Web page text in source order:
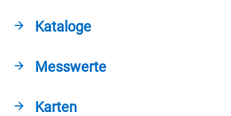
Kataloge
Messwerte
Karten